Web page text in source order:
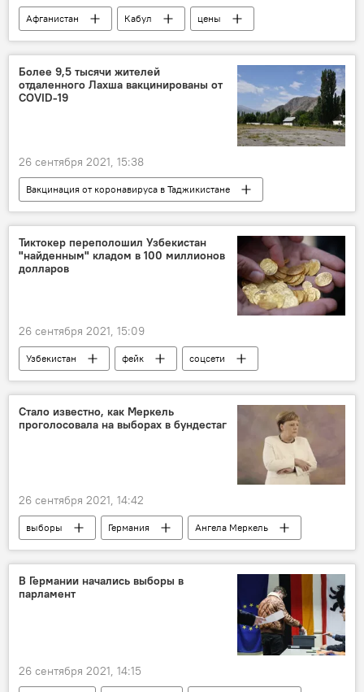
Афганистан Кабул
цены
лекарства
Более 9,5 тысячи жителей
отдаленного Лахша вакцинированы от
COVID-19
26 сентября 2021, 15:38
Вакцинация от коронавируса в Таджикистане
Таджикистан
вакцинация
Тиктокер переполошил Узбекистан
"найденным" кладом в 100 миллионов
долларов
26 сентября 2021, 15:09
Узбекистан фейк соцсети
Стало известно, как Меркель
проголосовала на выборах в бундестаг
26 сентября 2021, 14:42
выборы Германия
Ангела Меркель
ФРГ
почта
Политика
парламент
В Германии начались выборы в
парламент
26 сентября 2021, 14:15